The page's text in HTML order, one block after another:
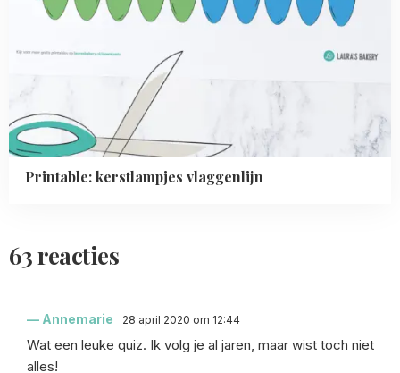
Printable: kerstlampjes vlaggenlijn
63 reacties
Annemarie 28 april 2020 om 12:44
Wat een leuke quiz. Ik volg je al jaren, maar wist toch niet
alles!